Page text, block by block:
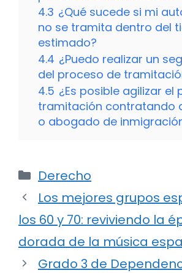
4.3 ¿Qué sucede si mi
no se tramita dentro del
estimado?
4.4 ¿Puedo realizar un
del proceso de
4.5 ¿Es posible agilizar el
tramitación contratando
o abogado de
Categorías
Derecho
Los mejores grupos
los 60 y 70: reviviendo la
dorada de la música
Grado 3 de